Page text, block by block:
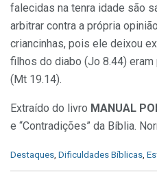
falecidas na tenra idade são
arbitrar contra a própria
criancinhas, pois ele deixou
filhos do diabo (Jo 8.44)
(Mt 19.14).
Extraído do livro MANUAL
e “Contradições” da Bíblia.
C
Destaques Dificuldades Bíblicas